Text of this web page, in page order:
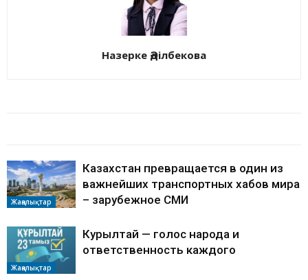
Назерке Әділбекова
Жаңалықтар
Казахстан превращается в один из
важнейших транспортных хабов мира
– зарубежное СМИ
Жаңалықтар
Курылтай — голос народа и
ответственность каждого